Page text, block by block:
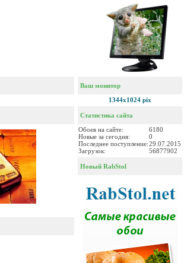
Ваш монитор
1344x1024 pix
Статистика сайта
Обоев на сайте:
6180
Новые за сегодня:
0
Последнее поступление:29.07.2015
Загрузок:
56877902
Новый RabStol